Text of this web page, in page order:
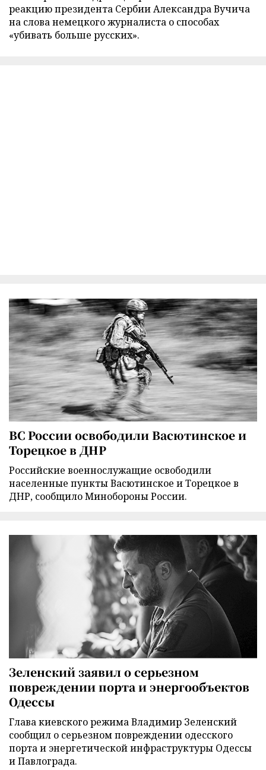
реакцию президента Сербии Александра Вучича
на слова немецкого журналиста о способах
«убивать больше русских».
ВС России освободили Васютинское и
Торецкое в ДНР
Российские военнослужащие освободили
населенные пункты Васютинское и Торецкое в
ДНР, сообщило Минобороны России.
Зеленский заявил о серьезном
повреждении порта и энергообъектов
Одессы
Глава киевского режима Владимир Зеленский
сообщил о серьезном повреждении одесского
порта и энергетической инфраструктуры Одессы
и Павлограда.